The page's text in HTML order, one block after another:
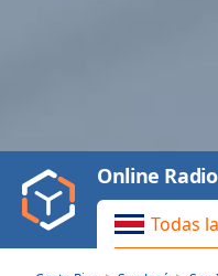
Video
Play
Backward
Skip
Todas
Online